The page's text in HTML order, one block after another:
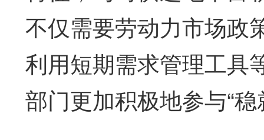
不仅需要劳动力市场政
利用短期需求管理工具
部门更加积极地参与“